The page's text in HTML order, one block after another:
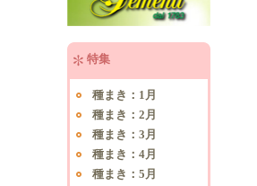
特集
種まき：1月
種まき：2月
種まき：3月
種まき：4月
種まき：5月